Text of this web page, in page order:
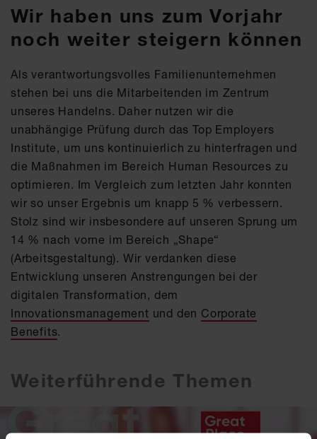
Wir haben uns zum Vorjahr
noch weiter steigern können
Als verantwortungsvolles Familienunternehmen
stehen bei uns die Mitarbeitenden im Zentrum
unseres Handelns. Daher nutzen wir die
unabhängige Prüfung durch das Top Employers
Institute, um uns kontinuierlich zu hinterfragen und
die Maßnahmen im Bereich Human Resources zu
optimieren. Im Vergleich zum letzten Jahr konnten
wir so unser Ergebnis um knapp 5 % verbessern.
Stolz sind wir insbesondere auf unseren Sprung um
14 % nach vorne im Bereich „Shape“
(Arbeitsgestaltung). Wir verdanken diese
Entwicklung unseren Anstrengungen bei der
digitalen Transformation, dem
Innovationsmanagement und den Corporate
Benefits.
Weiterführende Themen